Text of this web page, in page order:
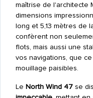
maîtrise de l'architecte
dimensions
long et 5,13 mètres de
confèrent non
flots, mais aussi une
vos navigations, que
mouillage paisibles.
Le North Wind 47se